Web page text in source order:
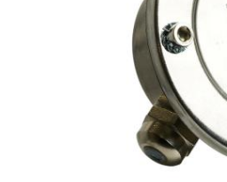
Беспроводные
Контроллеры и